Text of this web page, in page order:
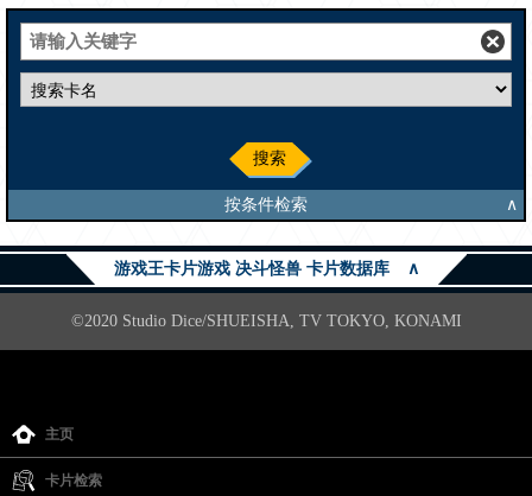
搜索
按条件检索 ∧
游戏王卡片游戏 决斗怪兽 卡片数据库 ∧
©2020 Studio Dice/SHUEISHA, TV TOKYO, KONAMI
主页
卡片检索